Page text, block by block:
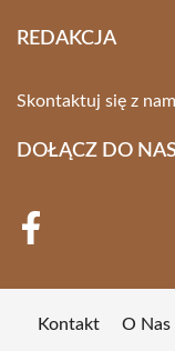
REDAKCJA
Skontaktuj się z
DOŁĄCZ DO NAS
Kontakt O Nas